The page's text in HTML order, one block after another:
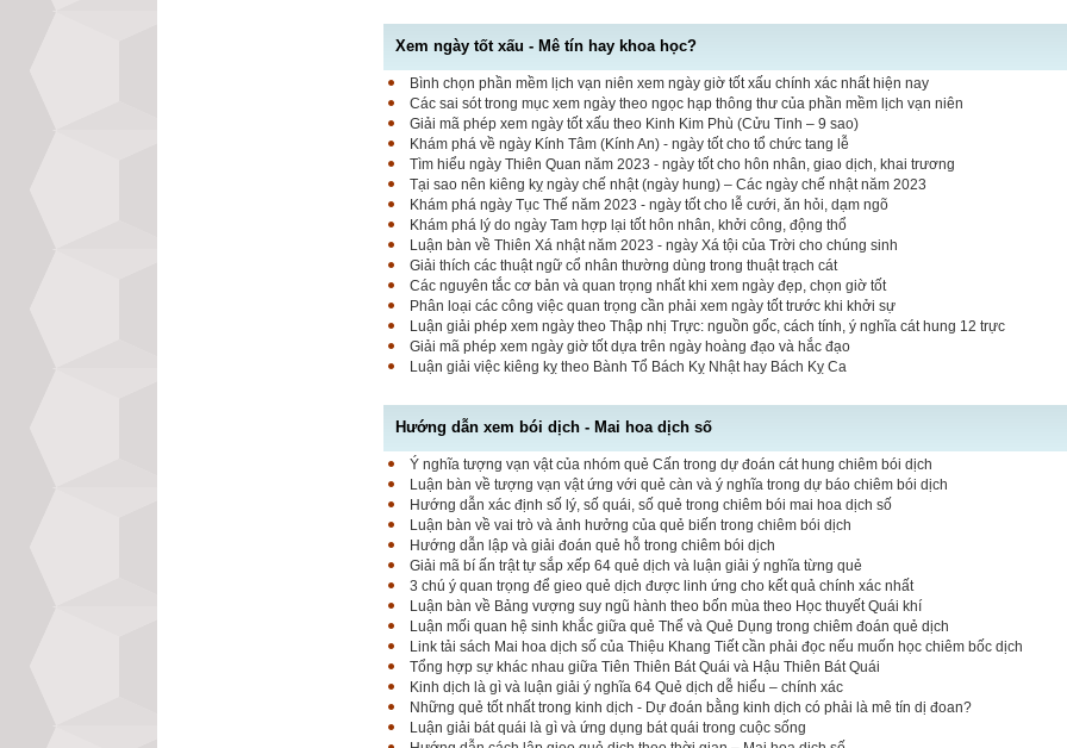
Xem ngày tốt xấu - Mê tín hay khoa học?
Bình chọn phần mềm lịch vạn niên xem ngày giờ tốt xấu chính xác nhất hiện nay
Các sai sót trong mục xem ngày theo ngọc hạp thông thư của phần mềm lịch vạn niên
Giải mã phép xem ngày tốt xấu theo Kinh Kim Phù (Cửu Tinh – 9 sao)
Khám phá về ngày Kính Tâm (Kính An) - ngày tốt cho tổ chức tang lễ
Tìm hiểu ngày Thiên Quan năm 2023 - ngày tốt cho hôn nhân, giao dịch, khai trương
Tại sao nên kiêng kỵ ngày chế nhật (ngày hung) – Các ngày chế nhật năm 2023
Khám phá ngày Tục Thế năm 2023 - ngày tốt cho lễ cưới, ăn hỏi, dạm ngõ
Khám phá lý do ngày Tam hợp lại tốt hôn nhân, khởi công, động thổ
Luận bàn về Thiên Xá nhật năm 2023 - ngày Xá tội của Trời cho chúng sinh
Giải thích các thuật ngữ cổ nhân thường dùng trong thuật trạch cát
Các nguyên tắc cơ bản và quan trọng nhất khi xem ngày đẹp, chọn giờ tốt
Phân loại các công việc quan trọng cần phải xem ngày tốt trước khi khởi sự
Luận giải phép xem ngày theo Thập nhị Trực: nguồn gốc, cách tính, ý nghĩa cát hung 12 trực
Giải mã phép xem ngày giờ tốt dựa trên ngày hoàng đạo và hắc đạo
Luận giải việc kiêng kỵ theo Bành Tổ Bách Kỵ Nhật hay Bách Kỵ Ca
Hướng dẫn xem bói dịch - Mai hoa dịch số
Ý nghĩa tượng vạn vật của nhóm quẻ Cấn trong dự đoán cát hung chiêm bói dịch
Luận bàn về tượng vạn vật ứng với quẻ càn và ý nghĩa trong dự báo chiêm bói dịch
Hướng dẫn xác định số lý, số quái, số quẻ trong chiêm bói mai hoa dịch số
Luận bàn về vai trò và ảnh hưởng của quẻ biến trong chiêm bói dịch
Hướng dẫn lập và giải đoán quẻ hỗ trong chiêm bói dịch
Giải mã bí ấn trật tự sắp xếp 64 quẻ dịch và luận giải ý nghĩa từng quẻ
3 chú ý quan trọng để gieo quẻ dịch được linh ứng cho kết quả chính xác nhất
Luận bàn về Bảng vượng suy ngũ hành theo bốn mùa theo Học thuyết Quái khí
Luận mối quan hệ sinh khắc giữa quẻ Thể và Quẻ Dụng trong chiêm đoán quẻ dịch
Link tải sách Mai hoa dịch số của Thiệu Khang Tiết cần phải đọc nếu muốn học chiêm bốc dịch
Tổng hợp sự khác nhau giữa Tiên Thiên Bát Quái và Hậu Thiên Bát Quái
Kinh dịch là gì và luận giải ý nghĩa 64 Quẻ dịch dễ hiểu – chính xác
Những quẻ tốt nhất trong kinh dịch - Dự đoán bằng kinh dịch có phải là mê tín dị đoan?
Luận giải bát quái là gì và ứng dụng bát quái trong cuộc sống